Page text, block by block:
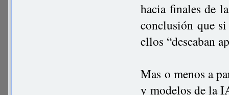
hacia finales de
conclusión que
ellos “deseaban
Mas o menos a
y modelos de la